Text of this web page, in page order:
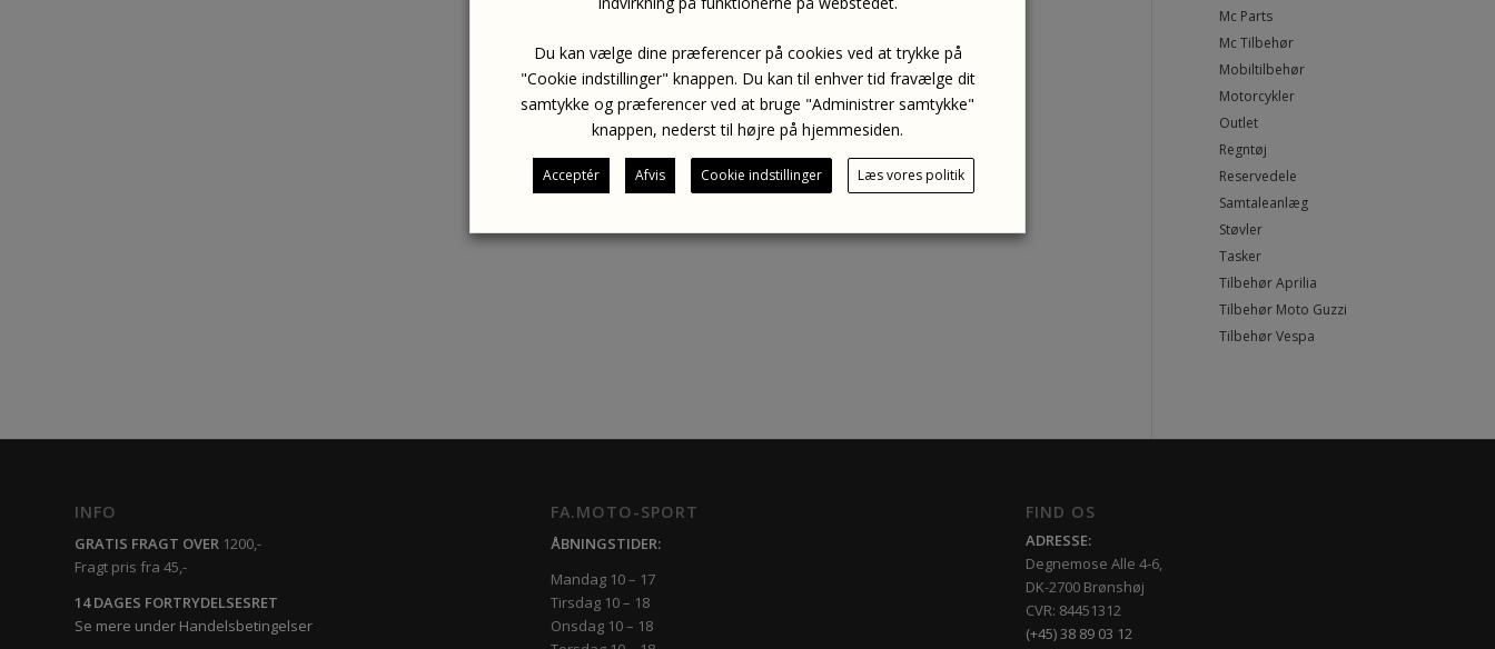
Mc Parts
Mc Tilbehør
Mobiltilbehør
Motorcykler
Outlet
Regntøj
Reservedele
Samtaleanlæg
Støvler
Tasker
Tilbehør Aprilia
Tilbehør Moto Guzzi
Tilbehør Vespa
INFO
GRATIS FRAGT OVER 1200,-
Fragt pris fra 45,-
14 DAGES FORTRYDELSESRET
Se mere under Handelsbetingelser
FA.MOTO-SPORT
ÅBNINGSTIDER:
Mandag 10 – 17
Tirsdag 10 – 18
Onsdag 10 – 18
FIND OS
ADRESSE:
Degnemose Alle 4-6,
DK-2700 Brønshøj
CVR: 84451312
(+45) 38 89 03 12
Du kan vælge dine præferencer på cookies ved at trykke på
"Cookie indstillinger" knappen. Du kan til enhver tid fravælge dit
samtykke og præferencer ved at bruge "Administrer samtykke"
knappen, nederst til højre på hjemmesiden.
Acceptér Afvis Cookie indstillinger Læs vores politik